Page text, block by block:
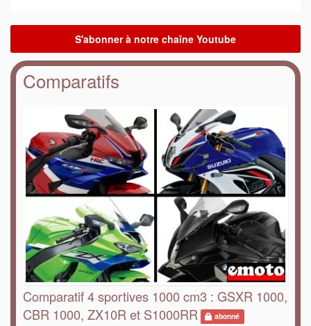
Comparatifs
Comparatif 4 sportives 1000 cm3 : GSXR 1000,
CBR 1000, ZX10R et S1000RR
abonné